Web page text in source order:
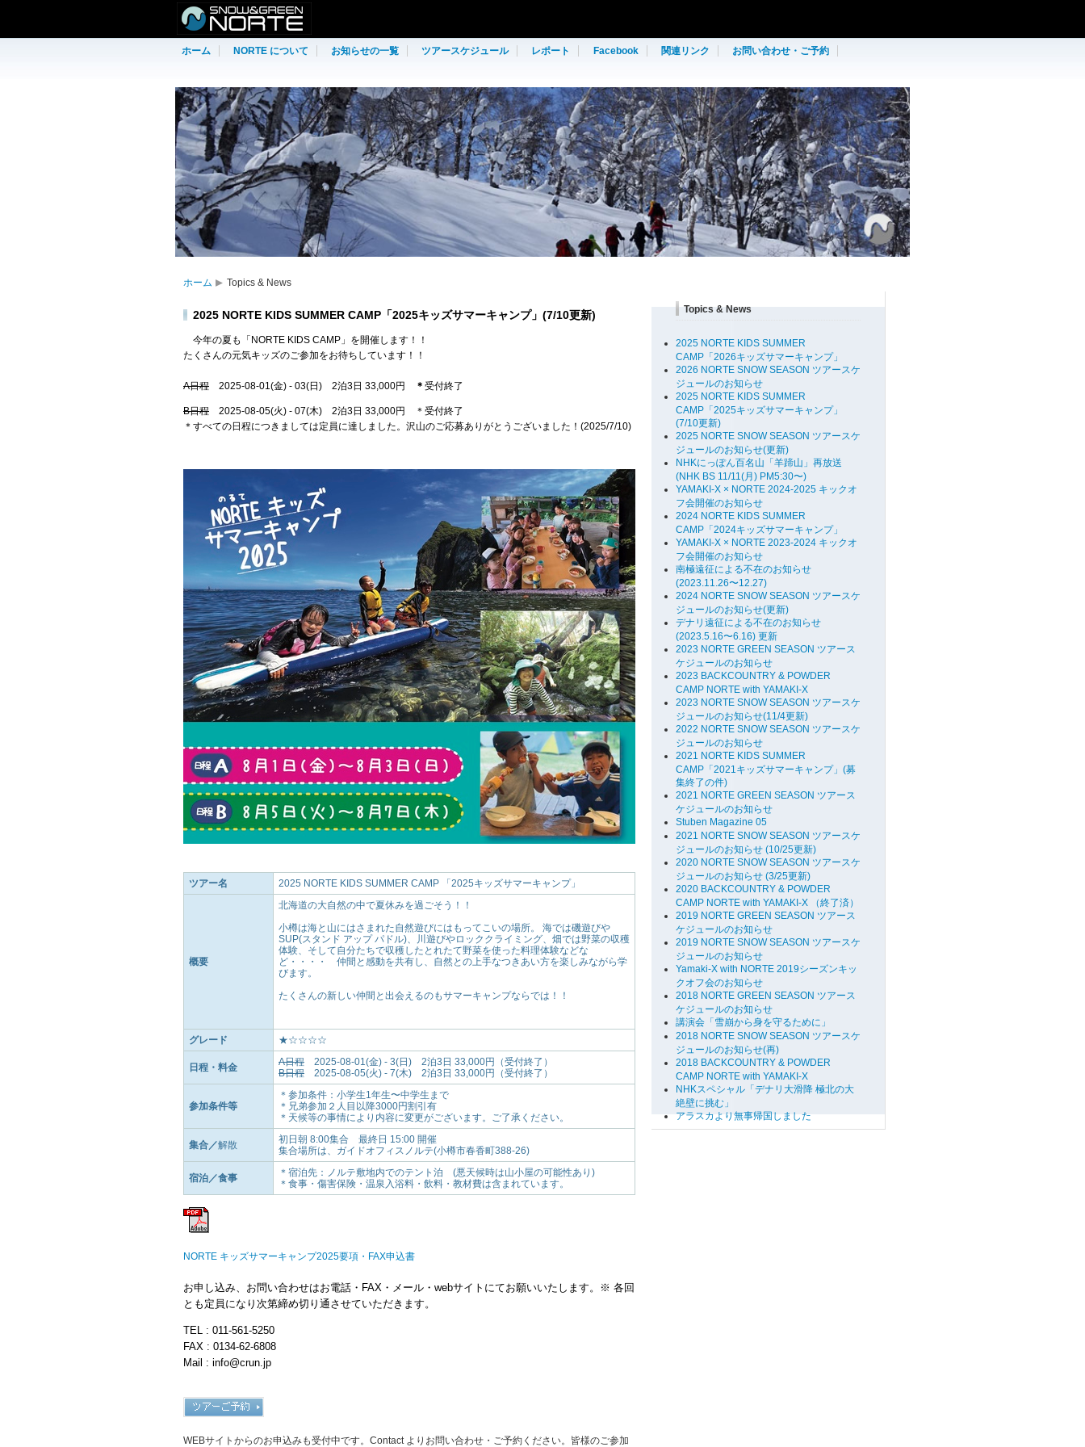
ホーム NORTE について お知らせの一覧 ツアースケジュール レポート Facebook 関連リンク お問い合わせ・ご予約
ホーム Topics & News
2025 NORTE KIDS SUMMER CAMP「2025キッズサマーキャンプ」(7/10更新)
今年の夏も「NORTE KIDS CAMP」を開催します！！
たくさんの元気キッズのご参加をお待ちしています！！
A日程 2025-08-01(金) - 03(日) 2泊3日 33,000円 ＊ 受付終了
B日程 2025-08-05(火) - 07(木) 2泊3日 33,000円 ＊受付終了
＊すべての日程につきましては定員に達しました。沢山のご応募ありがとうございました！(2025/7/10)
ツアー名 2025 NORTE KIDS SUMMER CAMP 「2025キッズサマーキャンプ」
概要
北海道の大自然の中で夏休みを過ごそう！！
小樽は海と山にはさまれた自然遊びにはもってこいの場所。 海では磯遊びや
SUP(スタンド アップ パドル)、川遊びやロッククライミング、畑では野菜の収穫
体験、そして自分たちで収穫したとれたて野菜を使った料理体験などな
ど・・・・ 仲間と感動を共有し、自然との上手なつきあい方を楽しみながら学
びます。
たくさんの新しい仲間と出会えるのもサマーキャンプならでは！！
グレード ★☆☆☆☆
日程・料金 A日程 2025-08-01(金) - 3(日) 2泊3日 33,000円（受付終了）
B日程 2025-08-05(火) - 7(木) 2泊3日 33,000円（受付終了）
参加条件等
＊参加条件：小学生1年生〜中学生まで
＊兄弟参加２人目以降3000円割引有
＊天候等の事情により内容に変更がございます。ご了承ください。
集合／解散
初日朝 8:00集合 最終日 15:00 開催
集合場所は、ガイドオフィスノルテ(小樽市春香町388-26)
宿泊／食事
＊宿泊先：ノルテ敷地内でのテント泊 (悪天候時は山小屋の可能性あり)
＊食事・傷害保険・温泉入浴料・飲料・教材費は含まれています。
NORTE キッズサマーキャンプ2025要項・FAX申込書
お申し込み、お問い合わせはお電話・FAX・メール・webサイトにてお願いいたします。※ 各回
とも定員になり次第締め切り通させていただきます。
TEL : 011-561-5250
FAX : 0134-62-6808
Mail : info@crun.jp
WEBサイトからのお申込みも受付中です。Contact よりお問い合わせ・ご予約ください。皆様のご参加
Topics & News
2025 NORTE KIDS SUMMER
CAMP「2026キッズサマーキャンプ」
2026 NORTE SNOW SEASON ツアースケ
ジュールのお知らせ
2025 NORTE KIDS SUMMER
CAMP「2025キッズサマーキャンプ」
(7/10更新)
2025 NORTE SNOW SEASON ツアースケ
ジュールのお知らせ(更新)
NHKにっぽん百名山「羊蹄山」再放送
(NHK BS 11/11(月) PM5:30〜)
YAMAKI-X × NORTE 2024-2025 キックオ
フ会開催のお知らせ
2024 NORTE KIDS SUMMER
CAMP「2024キッズサマーキャンプ」
YAMAKI-X × NORTE 2023-2024 キックオ
フ会開催のお知らせ
南極遠征による不在のお知らせ
(2023.11.26〜12.27)
2024 NORTE SNOW SEASON ツアースケ
ジュールのお知らせ(更新)
デナリ遠征による不在のお知らせ
(2023.5.16〜6.16) 更新
2023 NORTE GREEN SEASON ツアース
ケジュールのお知らせ
2023 BACKCOUNTRY & POWDER
CAMP NORTE with YAMAKI-X
2023 NORTE SNOW SEASON ツアースケ
ジュールのお知らせ(11/4更新)
2022 NORTE SNOW SEASON ツアースケ
ジュールのお知らせ
2021 NORTE KIDS SUMMER
CAMP「2021キッズサマーキャンプ」(募
集終了の件)
2021 NORTE GREEN SEASON ツアース
ケジュールのお知らせ
Stuben Magazine 05
2021 NORTE SNOW SEASON ツアースケ
ジュールのお知らせ (10/25更新)
2020 NORTE SNOW SEASON ツアースケ
ジュールのお知らせ (3/25更新)
2020 BACKCOUNTRY & POWDER
CAMP NORTE with YAMAKI-X （終了済）
2019 NORTE GREEN SEASON ツアース
ケジュールのお知らせ
2019 NORTE SNOW SEASON ツアースケ
ジュールのお知らせ
Yamaki-X with NORTE 2019シーズンキッ
クオフ会のお知らせ
2018 NORTE GREEN SEASON ツアース
ケジュールのお知らせ
講演会「雪崩から身を守るために」
2018 NORTE SNOW SEASON ツアースケ
ジュールのお知らせ(再)
2018 BACKCOUNTRY & POWDER
CAMP NORTE with YAMAKI-X
NHKスペシャル「デナリ大滑降 極北の大
絶壁に挑む」
アラスカより無事帰国しました